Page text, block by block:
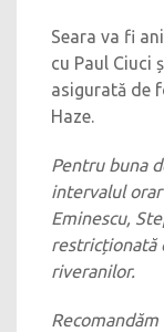
Seara va fi
cu Paul Ciuci
asigurată de
Haze.
Pentru buna
intervalul
Eminescu,
restricționată
riveranilor.